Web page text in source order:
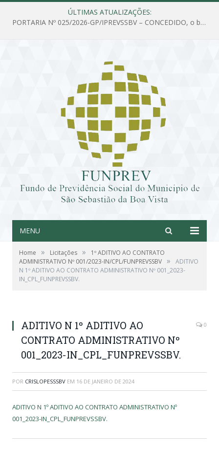
ÚLTIMAS ATUALIZAÇÕES:
PORTARIA Nº 025/2026-GP/IPREVSSBV – CONCEDIDO, o benefício de PENSÃO a MARIA ESTELA DOS SANTOS SOUZA
MENU
Home » Licitações »
1º ADITIVO AO CONTRATO
ADMINISTRATIVO Nº 001/2023-IN/CPL/FUNPREVSSBV »
ADITIVO
N 1º ADITIVO AO CONTRATO ADMINISTRATIVO Nº 001_2023-
IN_CPL_FUNPREVSSBV.
ADITIVO N 1º ADITIVO AO
CONTRATO ADMINISTRATIVO Nº
001_2023-IN_CPL_FUNPREVSSBV.
0
POR CRISLOPESSSBV EM 16 DE JANEIRO DE 2024
ADITIVO N 1º ADITIVO AO CONTRATO ADMINISTRATIVO Nº
001_2023-IN_CPL_FUNPREVSSBV.